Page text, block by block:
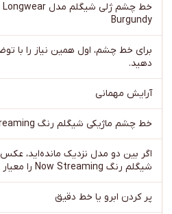
Burgundy
برای خط چشم، اول همین نیاز را با
دهید.
آرایش مهمانی
خط چشم ماژیکی شیگلم رنگ Now Streaming
اگر بین دو مدل نزدیک مانده‌اید،
شیگلم رنگ Now Streaming را معیار بگذارید.
پر کردن ابرو یا خط دقیق